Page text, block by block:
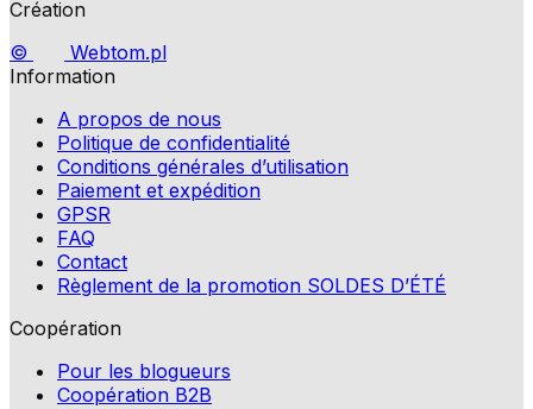
Création
©
Webtom.pl
Information
A propos de nous
Politique de confidentialité
Conditions générales d’utilisation
Paiement et expédition
GPSR
FAQ
Contact
Règlement de la promotion SOLDES D’ÉTÉ
Coopération
Pour les blogueurs
Coopération B2B